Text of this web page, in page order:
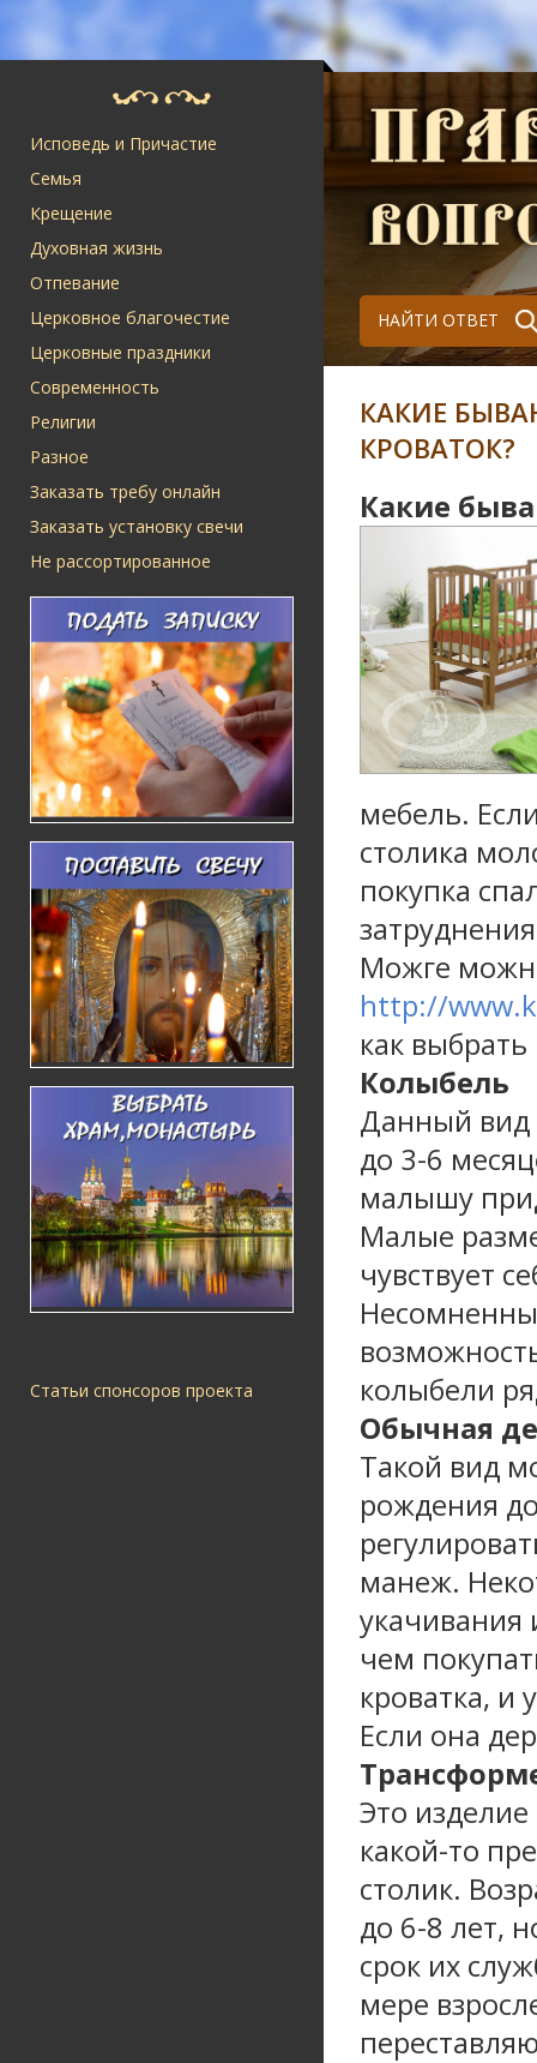
Исповедь и Причастие
Семья
Крещение
Духовная жизнь
Отпевание
Церковное благочестие
Церковные праздники
Современность
Религии
Разное
Заказать требу онлайн
Заказать установку свечи
Не рассортированное
Статьи спонсоров проекта
НАЙТИ ОТВЕТ
КАКИЕ
КРОВАТОК?
Какие
мебель.
столика
покупка
Можге
http://
как
Колыбель
Данный вид
до 3-6
малышу
Малые
чувствует
колыбели
Обычная
Такой вид
рождения
манеж.
укачивания
чем
кроватка, и
Если она
Это
какой-то
столик.
до 6-8 лет,
срок их
мере